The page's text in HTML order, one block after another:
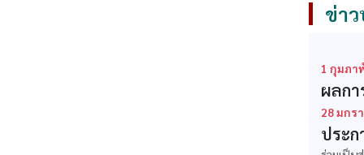
ข่า
1 กุมภา
ผลก
28 มกร
ประ